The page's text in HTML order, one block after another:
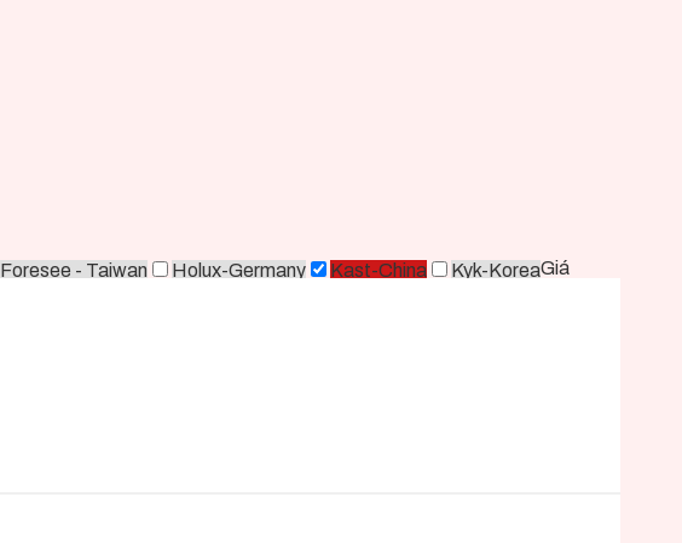
Foresee - Taiwan Holux-Germany Kast-China
Kyk-KoreaGiá